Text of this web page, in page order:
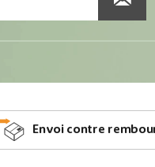
Envoi contre